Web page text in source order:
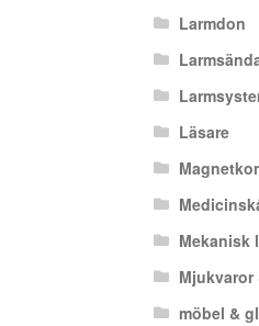
Larmdon
Läsare
Mekanisk
Mjukvaror
möbel &